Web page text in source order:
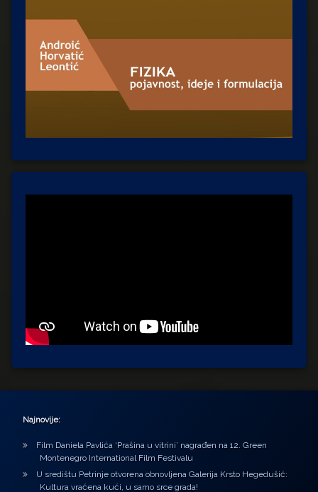
Najnovije:
Film Daniela Pavlića ‘Prašina u vitrini’ nagrađen na 12. Green
Montenegro International Film Festivalu
U središtu Petrinje otvorena obnovljena Galerija Krsto Hegedušić:
Kultura vraćena kući, u samo srce grada!